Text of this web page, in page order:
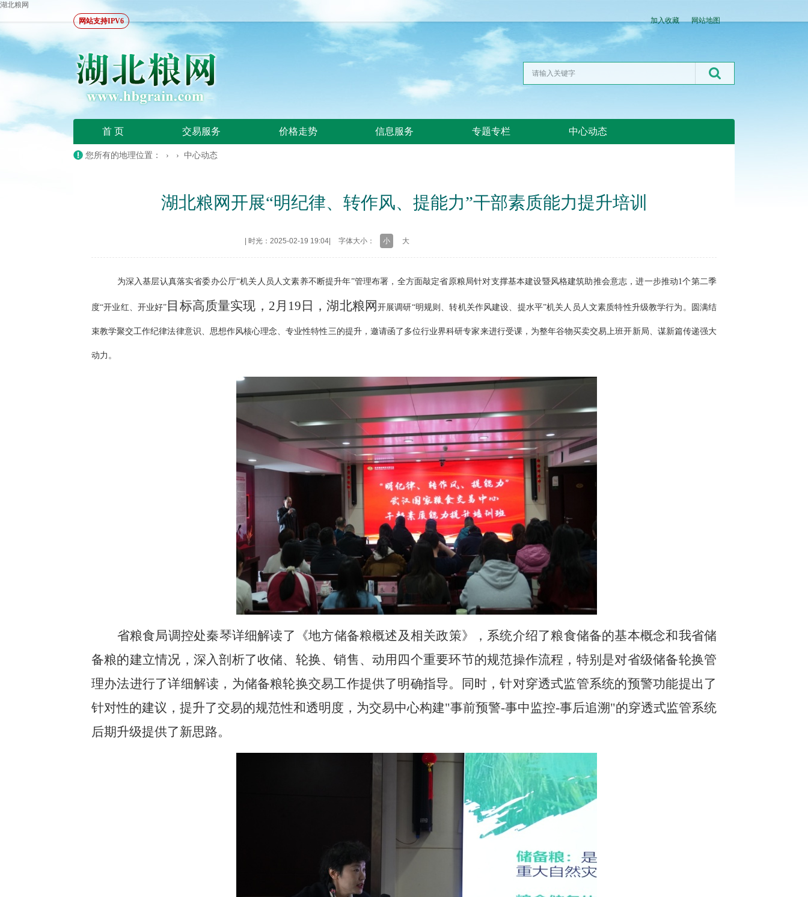
湖北粮网
网站支持IPV6
加入收藏 网站地图
首 页 交易服务 价格走势 信息服务 专题专栏 中心动态
您所有的地理位置： › › 中心动态
湖北粮网开展“明纪律、转作风、提能力”干部素质能力提升培训
时光：2025-02-19 19:04 字体大小： 小 大
为深入基层认真落实省委办公厅“机关人员人文素养不断提升年”管理布署，全方面敲定省原粮局针对支撑基本建设暨风格建筑助推会意志，进一步推动1个第二季
度“开业红、开业好” 目标高质量实现， 2月19日，湖北粮网开展调研“明规则、转机关作风建设、提水平”机关人员人文素质特性升级教学行为。圆满结
束教学聚交工作纪律法律意识、思想作风核心理念、专业性特性三的提升，邀请函了多位行业界科研专家来进行受课，为整年谷物买卖交易上班开新局、谋新篇传递强大
动力。
省粮食局调控处秦琴详细解读了《地方储备粮概述及相关政策》，系统介绍了粮食储备的基本概念和我省储
备粮的建立情况，深入剖析了收储、轮换、销售、动用四个重要环节的规范操作流程，特别是对省级储备轮换管
理办法进行了详细解读，为储备粮轮换交易工作提供了明确指导。同时，针对穿透式监管系统的预警功能提出了
针对性的建议，提升了交易的规范性和透明度，为交易中心构建"事前预警-事中监控-事后追溯"的穿透式监管系统
后期升级提供了新思路。